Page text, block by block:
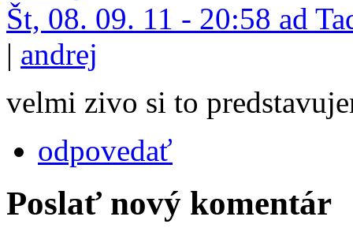
Št, 08. 09. 11 - 20:58 ad
| andrej
velmi zivo si to
odpovedať
Poslať nový komentár